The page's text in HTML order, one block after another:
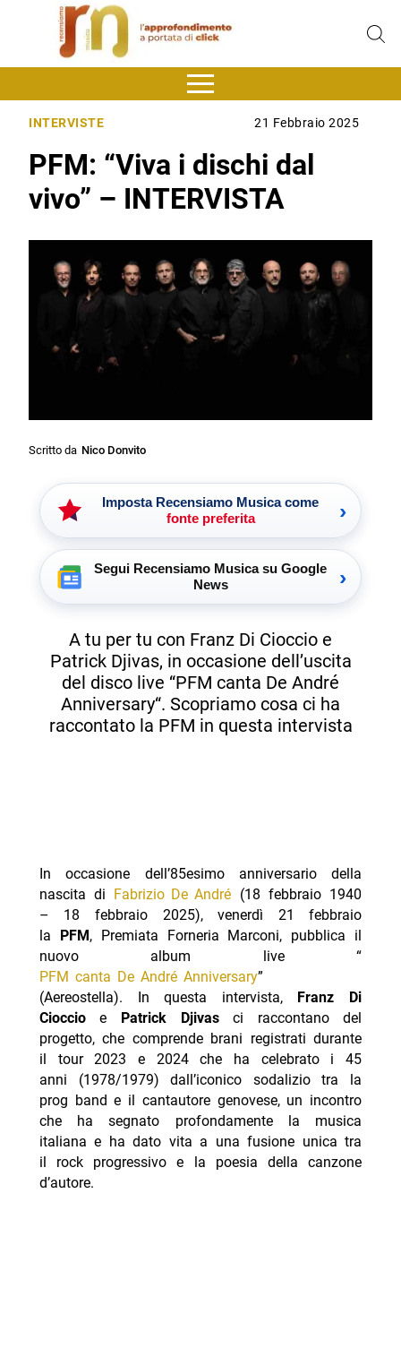
INTERVISTE 21 Febbraio 2025
PFM: “Viva i dischi dal
vivo” – INTERVISTA
Scritto da Nico Donvito
Imposta Recensiamo Musica come
fonte preferita
›
Segui Recensiamo Musica su Google
News
›
A tu per tu con Franz Di Cioccio e
Patrick Djivas, in occasione dell’uscita
del disco live “PFM canta De André
Anniversary“. Scopriamo cosa ci ha
raccontato la PFM in questa intervista
In occasione dell’85esimo anniversario della
nascita di Fabrizio De André (18 febbraio 1940
– 18 febbraio 2025), venerdì 21 febbraio
la PFM , Premiata Forneria Marconi, pubblica il
nuovo album live “
PFM canta De André Anniversary”
(Aereostella). In questa intervista,
Franz Di
Cioccioe Patrick Djivasci raccontano del
progetto, che comprende brani registrati durante
il tour 2023 e 2024 che ha celebrato i 45
anni (1978/1979) dall’iconico sodalizio tra la
prog band e il cantautore genovese, un incontro
che ha segnato profondamente la musica
italiana e ha dato vita a una fusione unica tra
il rock progressivo e la poesia della canzone
d’autore.